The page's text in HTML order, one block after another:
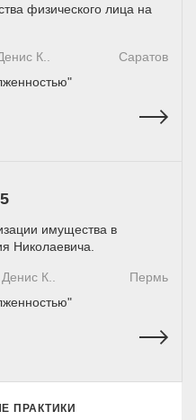
физического лица на
К..
Саратов
имущества в
Николаевича.
К..
Пермь
ПРАКТИКИ